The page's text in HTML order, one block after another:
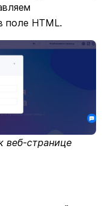
поле HTML.
веб-странице